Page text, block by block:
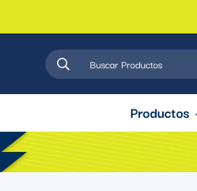
Buscar Productos
Productos